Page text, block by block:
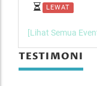
LEWAT
[Lihat Semua
TESTIMONI